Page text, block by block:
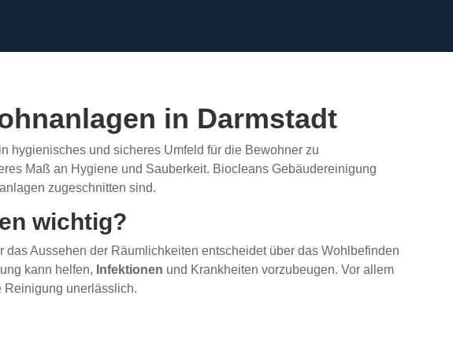
in Darmstadt
hygienisches und sicheres Umfeld für die Bewohner zu
Maß an Hygiene und Sauberkeit. Biocleans Gebäudereinigung
zugeschnitten sind.
wichtig?
Aussehen der Räumlichkeiten entscheidet über das Wohlbefinden
kann helfen, Infektionen und Krankheiten vorzubeugen. Vor allem
Reinigung unerlässlich.